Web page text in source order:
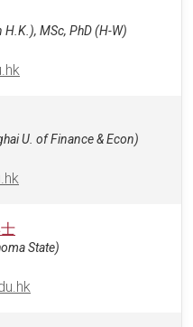
MSc, PhD (H-W)
U. of Finance & Econ)
State)